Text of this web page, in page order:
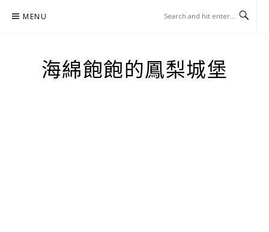
MENU
海綿飽飽的鳳梨城堡